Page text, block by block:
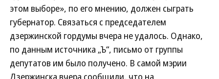
этом выборе», по его мнению, должен сыграть
губернатор. Связаться с председателем
дзержинской гордумы вчера не удалось. Однако,
по данным источника „Ъ“, письмо от группы
депутатов им было получено. В самой мэрии
Дзержинска вчера сообщили, что на